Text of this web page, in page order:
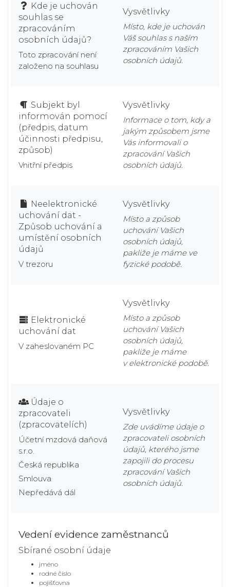
Kde je uchován
souhlas se
zpracováním
osobních údajů?
Toto zpracování není
založeno na souhlasu
Vysvětlivky
Místo, kde je uchován
Váš souhlas s naším
zpracováním Vašich
osobních údajů.
Subjekt byl
informován pomocí
(předpis, datum
účinnosti předpisu,
způsob)
Vnitřní předpis
Vysvětlivky
Informace o tom, kdy a
jakým způsobem jsme
Vás informovali o
zpracování Vašich
osobních údajů.
Neelektronické
uchování dat -
Způsob uchování a
umístění osobních
údajů
V trezoru
Vysvětlivky
Místo a způsob
uchování Vašich
osobních údajů,
pakliže je máme ve
fyzické podobě.
Elektronické
uchování dat
V zaheslovaném PC
Vysvětlivky
Místo a způsob
uchování Vašich
osobních údajů,
pakliže je máme
v elektronické podobě.
Údaje o
zpracovateli
(zpracovatelích)
Účetní mzdová daňová
s.r.o.
Česká republika
Smlouva
Nepředává dál
Vysvětlivky
Zde uvádíme údaje o
zpracovateli osobních
údajů, kterého jsme
zapojili do procesu
zpracování Vašich
osobních údajů.
Vedení evidence zaměstnanců
Sbírané osobní údaje
jméno
rodné číslo
pojišťovna